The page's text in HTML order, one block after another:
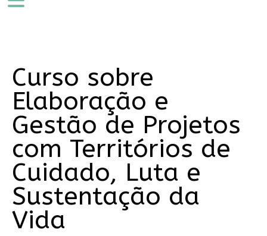
Curso sobre
Elaboração e
Gestão de Projetos
com Territórios de
Cuidado, Luta e
Sustentação da
Vida